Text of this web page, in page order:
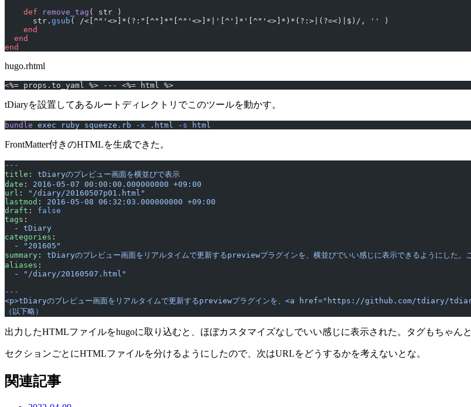
    def
remove_tag ( str )
      str.
gsub ( /<[^"'<>]*(?:"[^"]*"[^"'<>]*|'[^']*'[^"'<>]*)*(?:>|(?=<)|$)/ , ''
)
    end
  end
end
hugo.rhtml
<%= props.to_yaml %> --- <%= html %>
tDiaryを設置してあるルートディレクトリでこのツールを動かす。
bundle exec ruby squeeze.rb -x .html -s html
FrontMatter付きのHTMLを生成できた。
---
title : tDiaryのプレビュー画面を横並びで表示
date : 2016-05-07 00:00:00.000000000 +09:00
url :
"/diary/20160507p01.html"
lastmod : 2016-05-08 06:32:03.000000000 +09:00
draft : false
tags :
  -
tDiary
categories :
  -
"201605"
summary : tDiaryのプレビュー画面をリアルタイムで更新するpreviewプラグインを、横並びでいい感じに表示できるようにした
aliases :
  -
"/diary/20160507.html"
---
<p>tDiaryのプレビュー画面をリアルタイムで更新するpreviewプラグインを、<a href="https://github.com/tdiary/
（以下略）
出力したHTMLファイルをhugoに取り込むと、ほぼカスタマイズなしでいい感じに表示された。タグもちゃん
セクションごとにHTMLファイルを分けるようにしたので、次はURLをどうするかを考えないとな。
関連記事